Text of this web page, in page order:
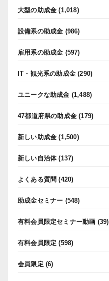
大型の助成金 (1,018)
設備系の助成金 (986)
雇用系の助成金 (597)
IT・観光系の助成金 (290)
ユニークな助成金 (1,488)
47都道府県の助成金 (179)
新しい助成金 (1,500)
新しい自治体(137)
よくある質問 (420)
助成金セミナー (548)
有料会員限定セミナー動画 (39)
有料会員限定 (598)
会員限定 (6)